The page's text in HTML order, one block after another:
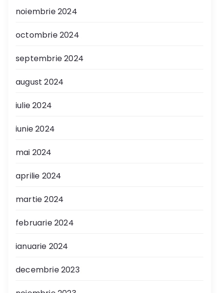
noiembrie 2024
octombrie 2024
septembrie 2024
august 2024
iulie 2024
iunie 2024
mai 2024
aprilie 2024
martie 2024
februarie 2024
ianuarie 2024
decembrie 2023